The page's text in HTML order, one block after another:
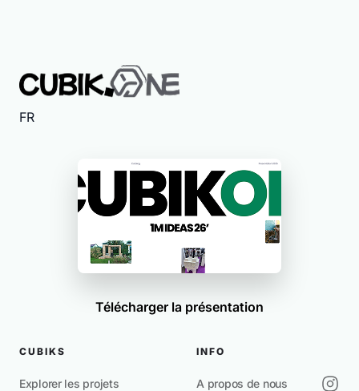
FR
Télécharger la présentation
CUBIKS
Explorer les projets
INFO
A propos de nous